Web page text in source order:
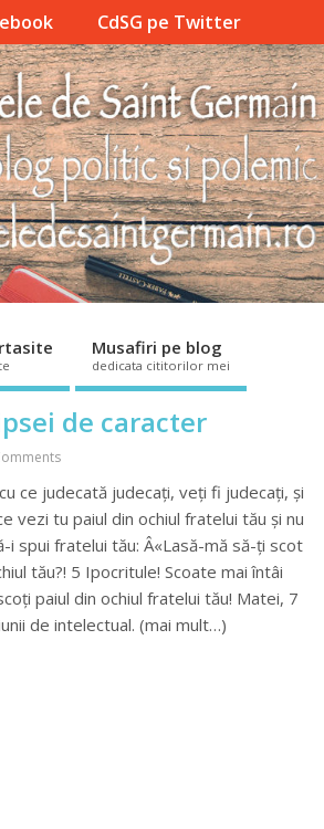
CdSG pe Twitter
Musafiri pe blog
dedicata cititorilor mei
de caracter
ce judecată judecați, veți fi judecați, și
vezi tu paiul din ochiul fratelui tău și nu
i spui fratelui tău: Â«Lasă-mă să-ți scot
tău?! 5 Ipocritule! Scoate mai întâi
paiul din ochiul fratelui tău! Matei, 7
de intelectual. (mai mult…)